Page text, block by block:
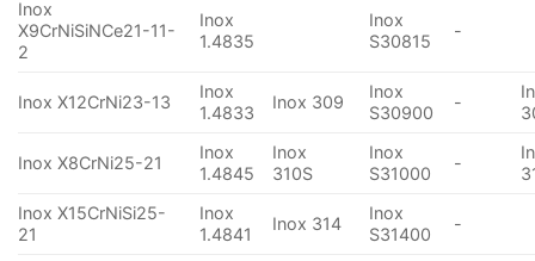
Inox
X9CrNiSiNCe21-11-
2
Inox
1.4835
Inox
S30815
-
Inox X12CrNi23-13
Inox
1.4833
Inox 309
Inox
S30900
-
Inox X8CrNi25-21
Inox
1.4845
Inox
310S
Inox
S31000
-
Inox X15CrNiSi25-
21
Inox
1.4841
Inox 314
Inox
S31400
-